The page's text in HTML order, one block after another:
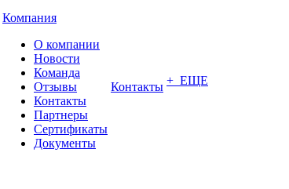
Компания
О компании
Новости
Команда
Отзывы
Контакты
Партнеры
Сертификаты
Документы
Контакты + ЕЩЕ